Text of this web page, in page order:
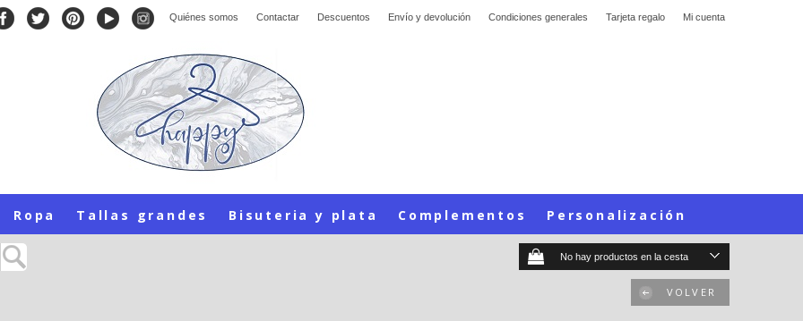
Quiénes somos Contactar Descuentos Envío y devolución Condiciones generales Tarjeta regalo Mi cuenta
Ropa Tallas grandes Bisuteria y plata Complementos Personalización
No hay productos en la cesta
VOLVER